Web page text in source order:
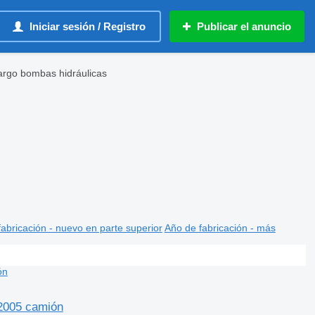
Iniciar sesión / Registro Publicar el anuncio
bombas hidráulicas
- nuevo en parte superior Año de fabricación - más
camión